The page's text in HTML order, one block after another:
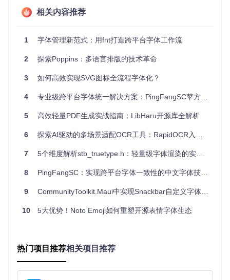
字体文件体积过大是影响网页加载速度的常见问题。某电商平
2%，加载速度提升40%。这款工具内置的智能压缩算法，能
针对Web优化的轻量化文件。对于移动设备用户而言，这意味
位从事企业官网设计的设计师分享："过去为了保证字体在不
种格式，文件体积总和超过5MB。使用fonteditor后，只需上
在800KB以内，且完美支持所有现代浏览器。"
品牌标识的个性化改造
某初创科技公司需要将其Logo中的文字部分改造为专属字体。
通过fonteditor的字形编辑功能，设计师在原有字体基础上调整
字体工程师配合至少2天。
相关内容推荐
1 字体管理新范式：用fnt打造跨平台字体工作流
2 探索Poppins：多语言排版的技术革命
3 如何高效实现SVG图标全流程字体化？
4 专业级跨平台字体统一解决方案：PingFangSC苹方字体无缝集成指南
5 高效轻量PDF生成实战指南：LibHaru开源库全解析
6 探索AI驱动的多场景适配OCR工具：RapidOCR入门指南
7 5个维度解析stb_truetype.h：轻量级字体渲染的实现与优化
8 PingFangSC：实现跨平台字体一致性的中文字体技术解决方案
9 CommunityToolkit.Maui中实现Snackbar自定义字体配置指南
10 5大优势！Noto Emoji如何重塑开源表情字体生态
热门项目推荐相关项目推荐